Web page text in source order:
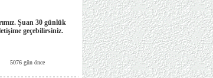
Şuan 30 günlük
geçebilirsiniz.
5076 gün önce